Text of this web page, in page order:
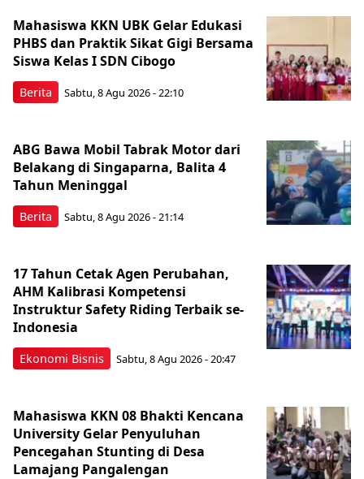
Berita
Mahasiswa KKN UBK Gelar Edukasi
PHBS dan Praktik Sikat Gigi Bersama
Siswa Kelas I SDN Cibogo
Sabtu, 8 Agu 2026 - 22:10
Berita
ABG Bawa Mobil Tabrak Motor dari
Belakang di Singaparna, Balita 4
Tahun Meninggal
Sabtu, 8 Agu 2026 - 21:14
Ekonomi Bisnis
17 Tahun Cetak Agen Perubahan,
AHM Kalibrasi Kompetensi
Instruktur Safety Riding Terbaik se-
Indonesia
Sabtu, 8 Agu 2026 - 20:47
Mahasiswa KKN 08 Bhakti Kencana
University Gelar Penyuluhan
Pencegahan Stunting di Desa
Lamajang Pangalengan